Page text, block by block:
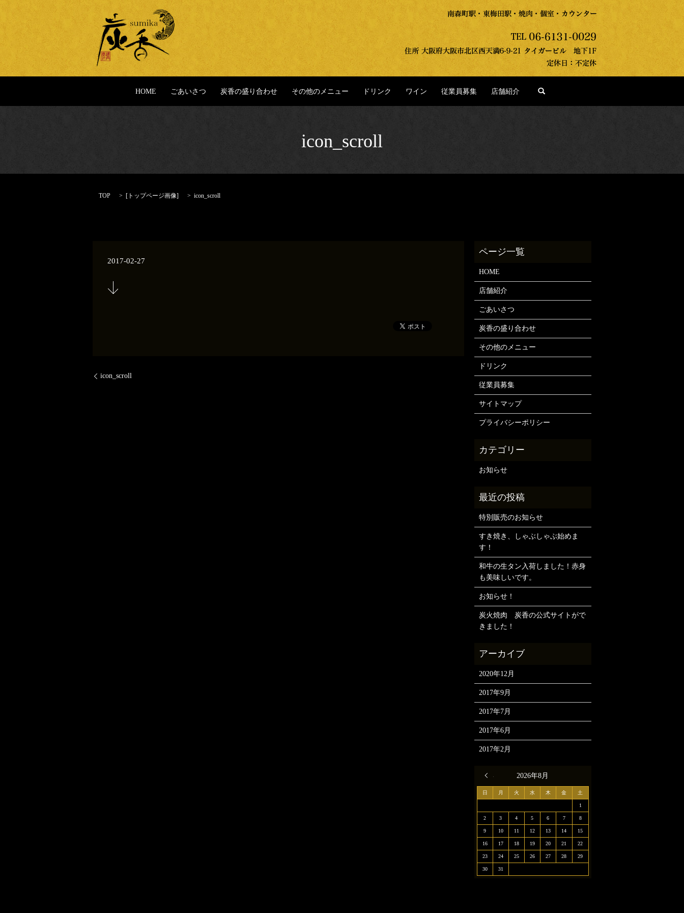
HOME ごあいさつ 炭香の盛り合わせ その他のメニュー ドリンク ワイン 従業員募集 店舗紹介
icon_scroll
TOP [ トップページ画像] icon_scroll
2017-02-27
icon_scroll
HOME
店舗紹介
ごあいさつ
炭香の盛り合わせ
その他のメニュー
ドリンク
従業員募集
サイトマップ
プライバシーポリシー
お知らせ
特別販売のお知らせ
すき焼き、しゃぶしゃぶ始めま
す！
和牛の生タン入荷しました！赤身
も美味しいです。
お知らせ！
炭火焼肉 炭香の公式サイトがで
きました！
2020年12月
2017年9月
2017年7月
2017年6月
2017年2月
2026年8月
日 月 火 水 木 金 土
1
2 3 4 5 6 7 8
9 10 11 12 13 14 15
16 17 18 19 20 21 22
23 24 25 26 27 28 29
30 31